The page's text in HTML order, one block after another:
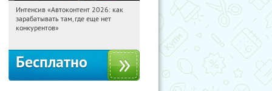
02:14:42 Получили:
Россия
Интенсив «Автоконтент 2026: как
зарабатывать там, где еще нет
конкурентов»
Бесплатно